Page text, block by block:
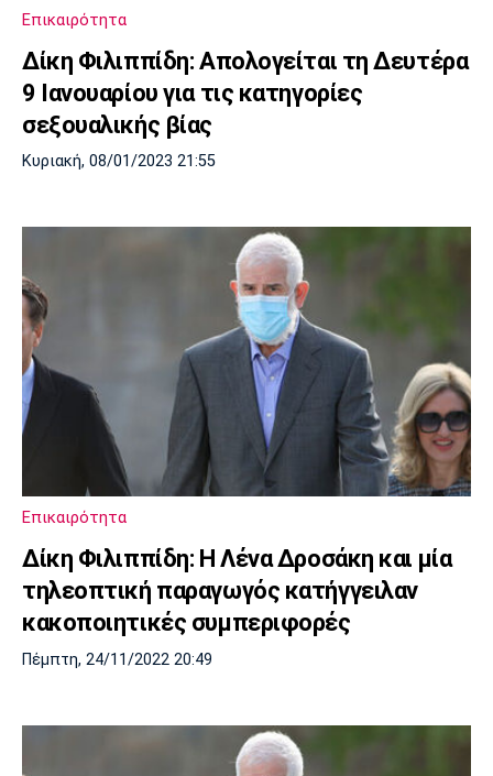
Επικαιρότητα
Δίκη Φιλιππίδη: Απολογείται τη Δευτέρα
9 Ιανουαρίου για τις κατηγορίες
σεξουαλικής βίας
Κυριακή, 08/01/2023 21:55
Επικαιρότητα
Δίκη Φιλιππίδη: Η Λένα Δροσάκη και μία
τηλεοπτική παραγωγός κατήγγειλαν
κακοποιητικές συμπεριφορές
Πέμπτη, 24/11/2022 20:49